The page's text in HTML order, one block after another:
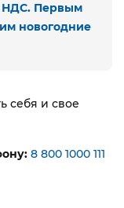
НДС. Первым
новогодние
себя и свое
8 800 1000 111